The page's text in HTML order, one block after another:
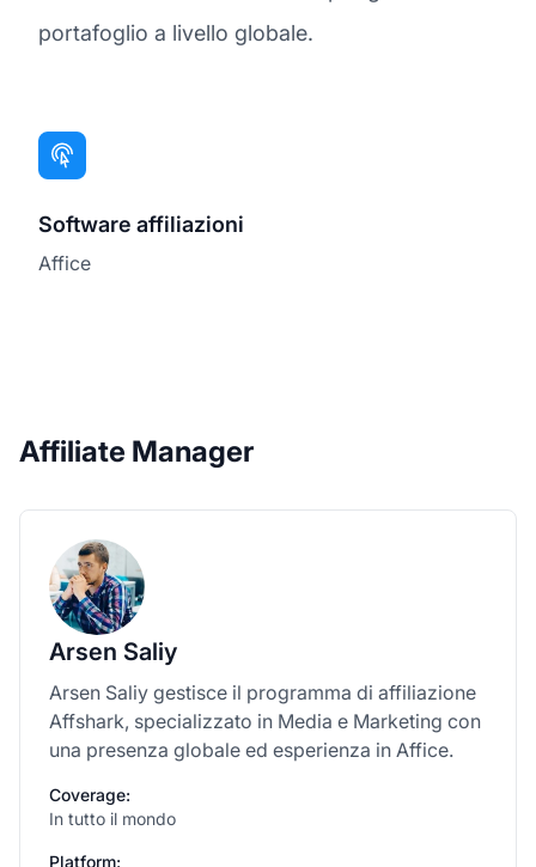
portafoglio a livello globale.
Software affiliazioni
Affice
Affiliate Manager
Arsen Saliy
Arsen Saliy gestisce il programma di affiliazione
Affshark, specializzato in Media e Marketing con
una presenza globale ed esperienza in Affice.
Coverage:
In tutto il mondo
Platform: